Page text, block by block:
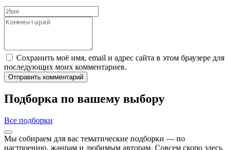
Сохранить моё имя, email и адрес сайта в этом браузере для
последующих моих комментариев.
Отправить комментарий
Подборка по вашему выбору
Все подборки
Мы собираем для вас тематические подборки — по
настроению, жанрам и любимым авторам. Совсем скоро здесь